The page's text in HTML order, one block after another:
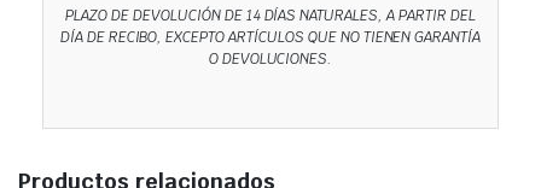
PLAZO DE DEVOLUCIÓN DE 14 DÍAS NATURALES, A PARTIR DEL
DÍA DE RECIBO, EXCEPTO ARTÍCULOS QUE NO TIENEN GARANTÍA
O DEVOLUCIONES.
Productos relacionados